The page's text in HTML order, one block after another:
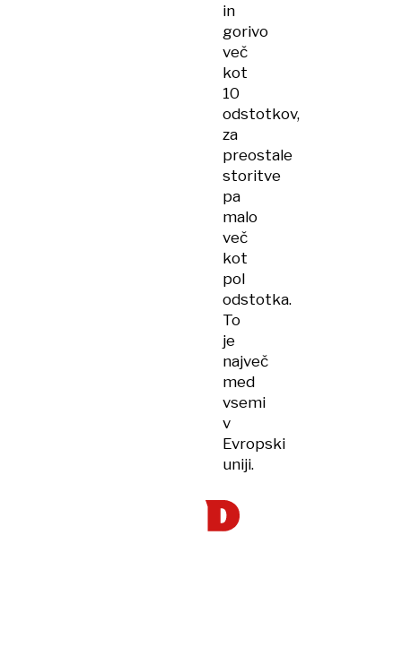
in
gorivo
več
kot
10
odstotkov,
za
preostale
storitve
pa
malo
več
kot
pol
odstotka.
To
je
največ
med
vsemi
v
Evropski
uniji.